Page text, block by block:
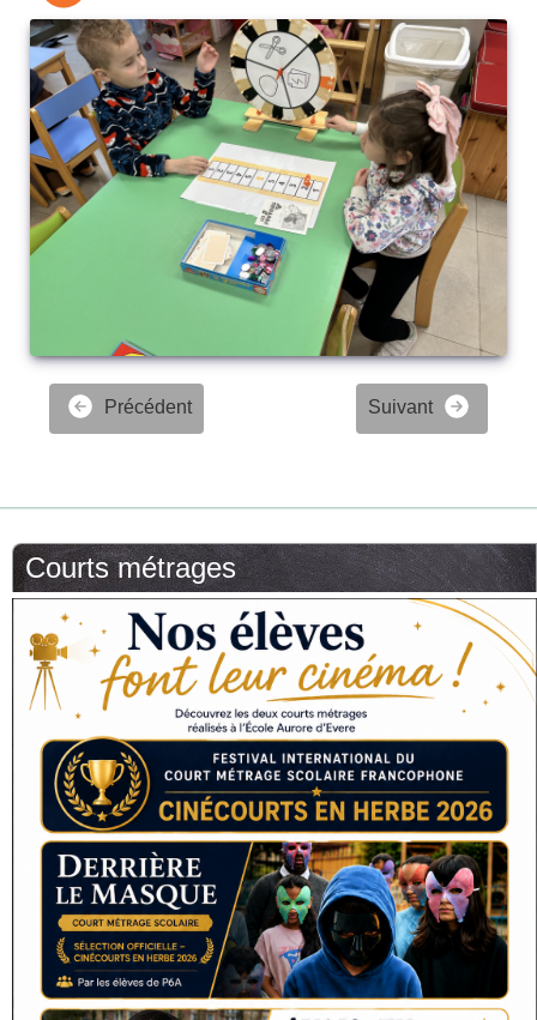
Précédent Suivant
Courts métrages